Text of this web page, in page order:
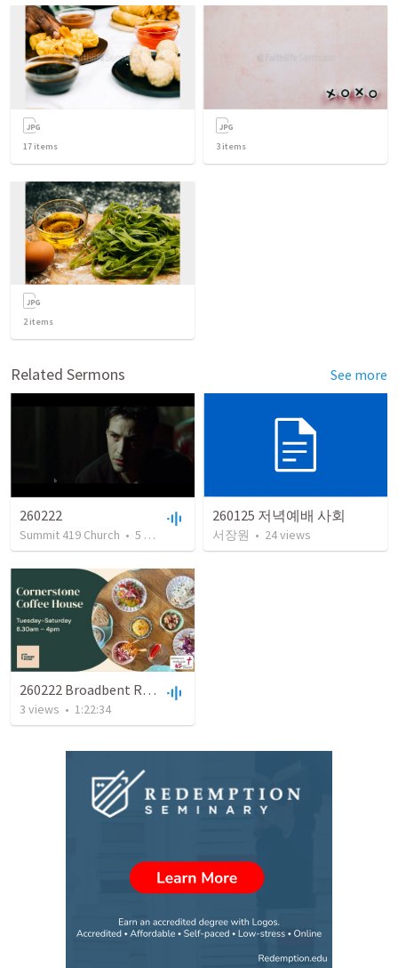
17 items 3 items
2items
Related Sermons See more
260222
Summit 419 Church • 5 views 57:00
260125 저녁예배 사회
서장원 • 24views
260222 Broadbent Rutledge HC
3 views • 1:22:34